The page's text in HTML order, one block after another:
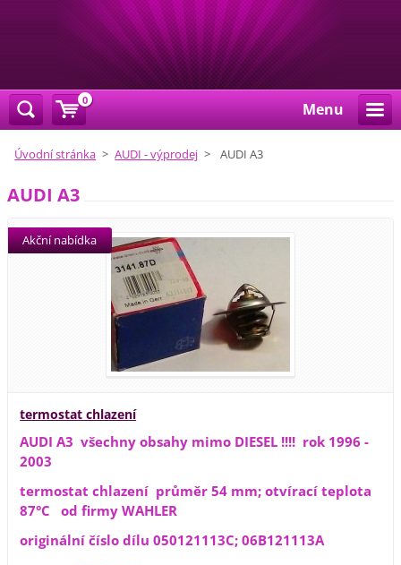
Menu
Úvodní stránka > AUDI - výprodej > AUDI A3
AUDI A3
termostat chlazení
Akční nabídka
AUDI A3 všechny obsahy mimo DIESEL !!!! rok 1996 -
2003
termostat chlazení průměr 54 mm; otvírací teplota
87°C od firmy WAHLER
originální číslo dílu 050121113C; 06B121113A
0